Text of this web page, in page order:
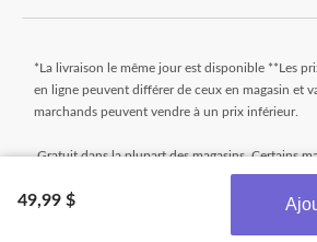
49,99 $
*La livraison le même jour est disponible **Les
en ligne peuvent différer de ceux en magasin et
marchands peuvent vendre à un prix inférieur.
Gratuit dans la plupart des magasins. Certains
un montant minimum minimal pour commander
commandes qui n'atteignent pas ce montant
Obtenez les plus récentes